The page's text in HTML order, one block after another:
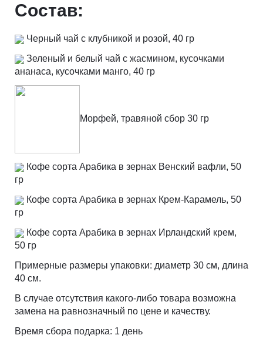
Состав:
Черный чай с клубникой и розой, 40 гр
Зеленый и белый чай с жасмином, кусочками
ананаса, кусочками манго, 40 гр
Морфей, травяной сбор 30 гр
Кофе сорта Арабика в зернах Венский вафли, 50
гр
Кофе сорта Арабика в зернах Крем-Карамель, 50
гр
Кофе сорта Арабика в зернах Ирландский крем,
50 гр
Примерные размеры упаковки: диаметр 30 см, длина
40 см.
В случае отсутствия какого-либо товара возможна
замена на равнозначный по цене и качеству.
Время сбора подарка: 1 день